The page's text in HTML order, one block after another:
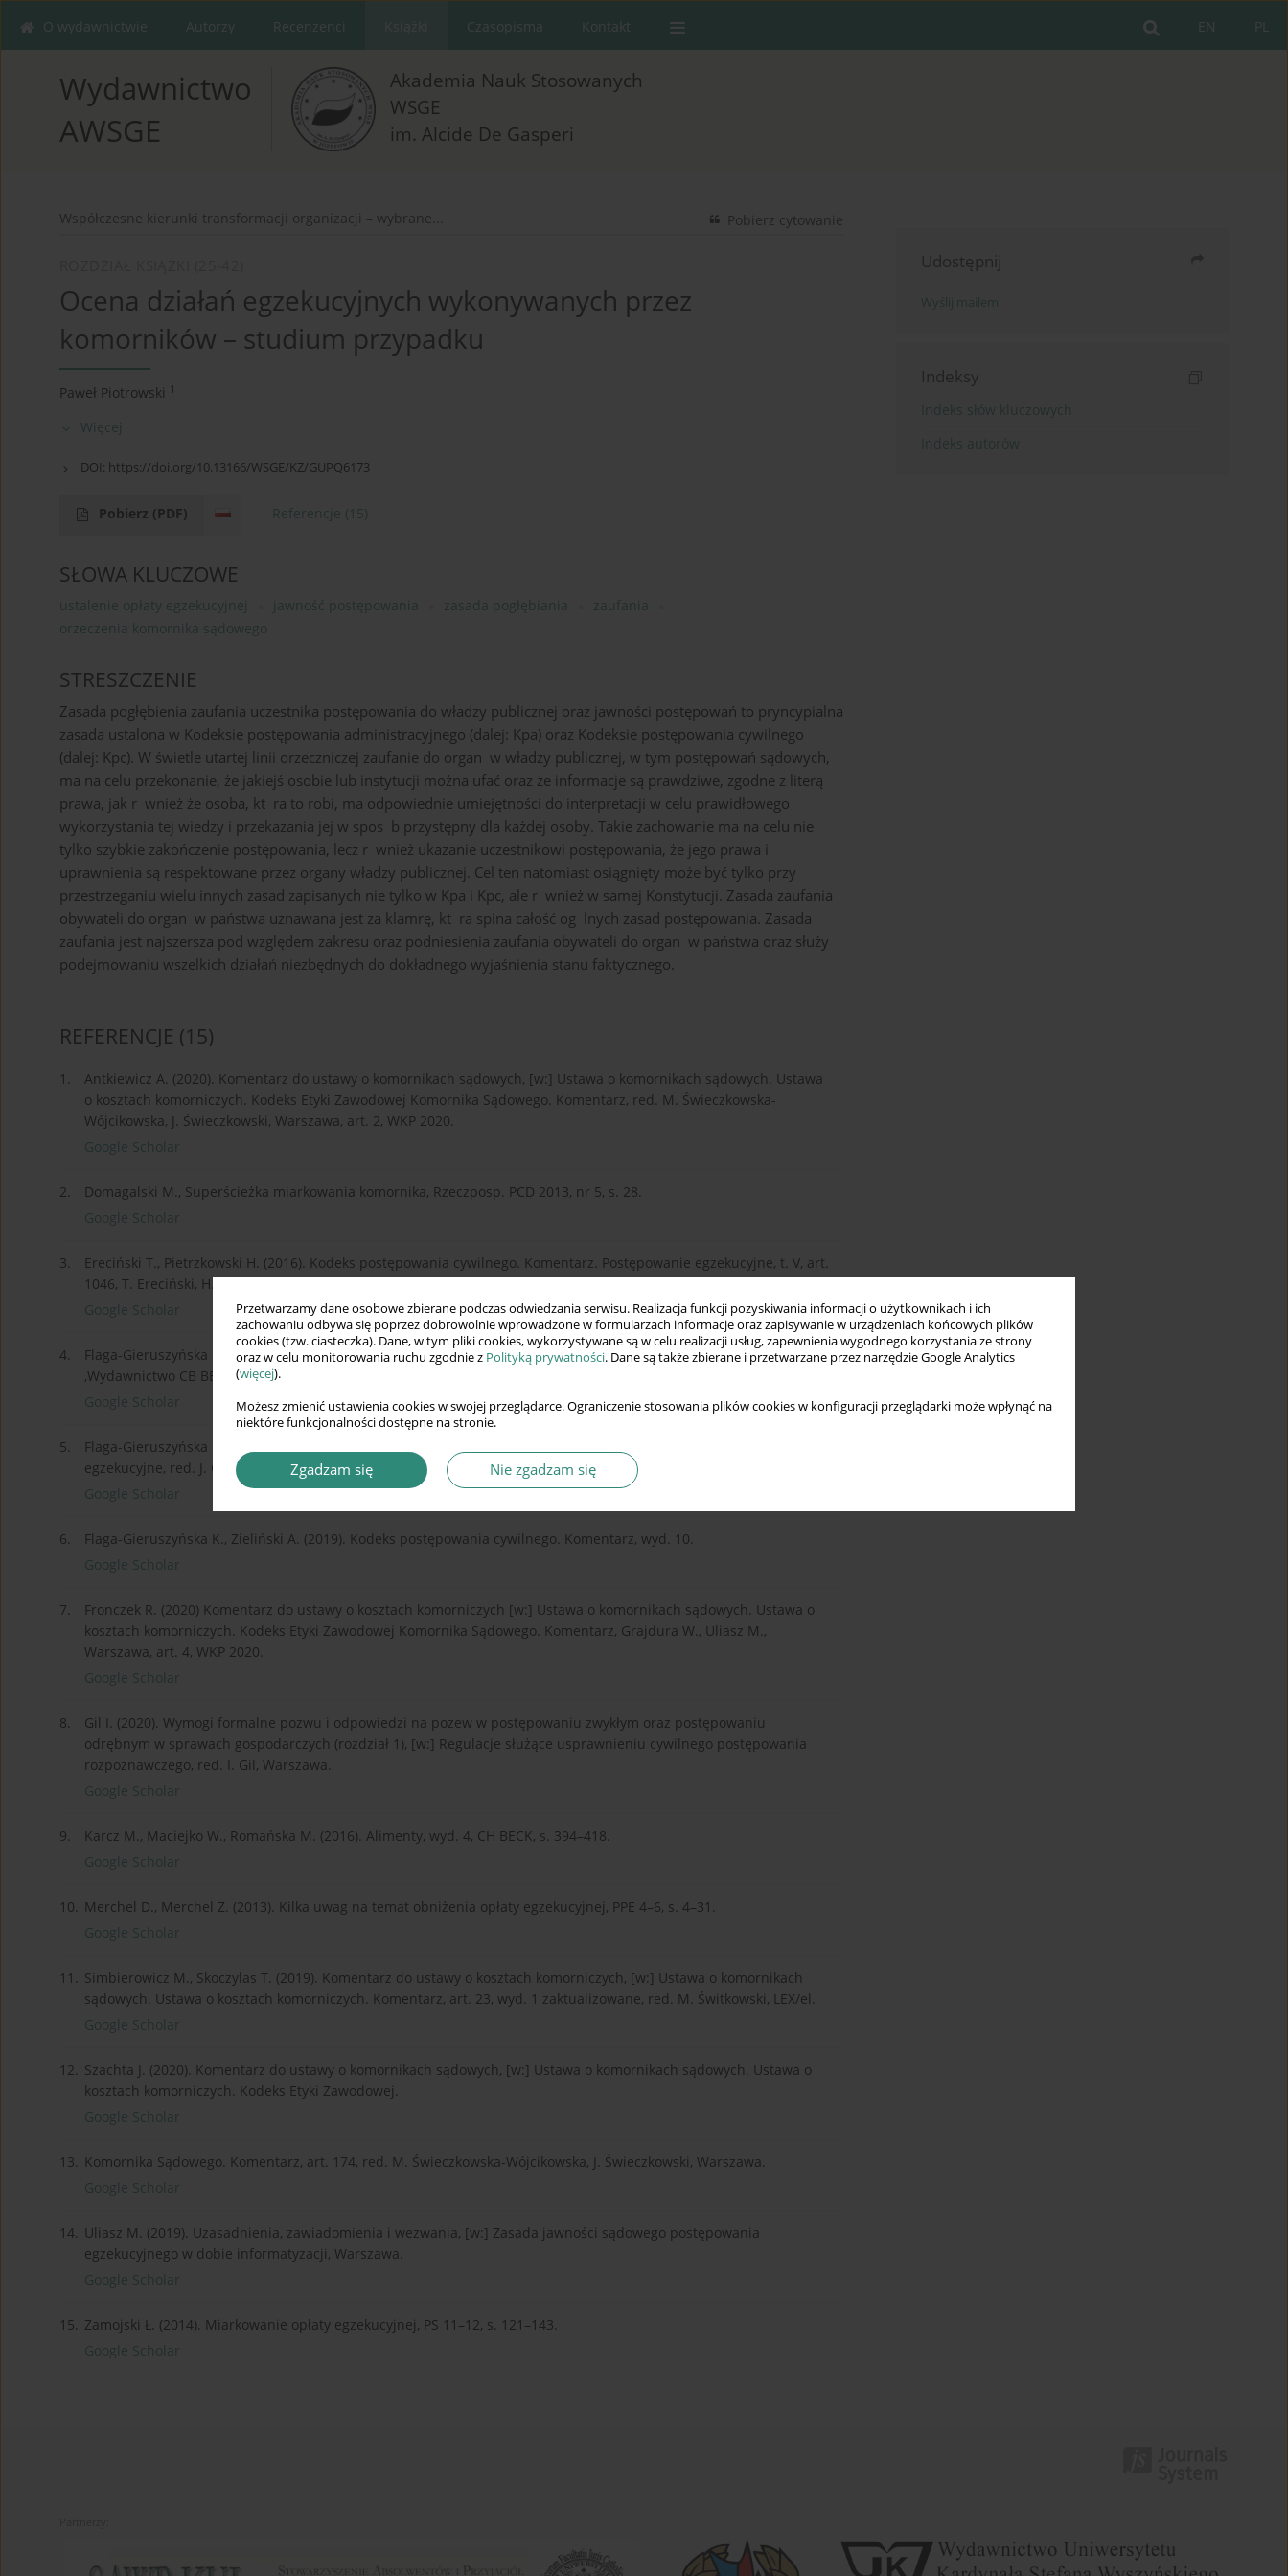
Przetwarzamy dane osobowe zbierane podczas odwiedzania serwisu. Realizacja funkcji pozyskiwania informacji o użytkownikach i ich
zachowaniu odbywa się poprzez dobrowolnie wprowadzone w formularzach informacje oraz zapisywanie w urządzeniach końcowych plików
cookies (tzw. ciasteczka). Dane, w tym pliki cookies, wykorzystywane są w celu realizacji usług, zapewnienia wygodnego korzystania ze strony
oraz w celu monitorowania ruchu zgodnie z Polityką prywatności. Dane są także zbierane i przetwarzane przez narzędzie Google Analytics
(więcej).
Możesz zmienić ustawienia cookies w swojej przeglądarce. Ograniczenie stosowania plików cookies w konfiguracji przeglądarki może wpłynąć na
niektóre funkcjonalności dostępne na stronie.
Zgadzam się Nie zgadzam się
PL
EN
O wydawnictwie Autorzy Recenzenci Czasopisma Kontakt
Wydawnictwo
AWSGE
Akademia Nauk Stosowanych
WSGE
im. Alcide De Gasperi
Współczesne kierunki transformacji organizacji – wybrane... Pobierz cytowanie
Ocena działań egzekucyjnych wykonywanych przez
komorników – studium przypadku
Paweł Piotrowski 1
Więcej
DOI: https://doi.org/10.13166/WSGE/KZ/GUPQ6173
Pobierz (PDF) Referencje (15)
SŁOWA KLUCZOWE
ustalenie opłaty egzekucyjnej jawność postępowania zasada pogłębiania
zaufania
orzeczenia komornika sądowego
STRESZCZENIE
Zasada pogłębienia zaufania uczestnika postępowania do władzy publicznej oraz jawności postępowań to pryncypialna
zasada ustalona w Kodeksie postępowania administracyjnego (dalej: Kpa) oraz Kodeksie postępowania cywilnego
(dalej: Kpc). W świetle utartej linii orzeczniczej zaufanie do organ w władzy publicznej, w tym postępowań sądowych,
ma na celu przekonanie, że jakiejś osobie lub instytucji można ufać oraz że informacje są prawdziwe, zgodne z literą
prawa, jak r wnież że osoba, kt ra to robi, ma odpowiednie umiejętności do interpretacji w celu prawidłowego
wykorzystania tej wiedzy i przekazania jej w spos b przystępny dla każdej osoby. Takie zachowanie ma na celu nie
tylko szybkie zakończenie postępowania, lecz r wnież ukazanie uczestnikowi postępowania, że jego prawa i
uprawnienia są respektowane przez organy władzy publicznej. Cel ten natomiast osiągnięty może być tylko przy
przestrzeganiu wielu innych zasad zapisanych nie tylko w Kpa i Kpc, ale r wnież w samej Konstytucji. Zasada zaufania
obywateli do organ w państwa uznawana jest za klamrę, kt ra spina całość og lnych zasad postępowania. Zasada
zaufania jest najszersza pod względem zakresu oraz podniesienia zaufania obywateli do organ w państwa oraz służy
podejmowaniu wszelkich działań niezbędnych do dokładnego wyjaśnienia stanu faktycznego.
REFERENCJE (15)
1.
Antkiewicz A. (2020). Komentarz do ustawy o komornikach sądowych, [w:] Ustawa o komornikach sądowych. Ustawa
o kosztach komorniczych. Kodeks Etyki Zawodowej Komornika Sądowego. Komentarz, red. M. Świeczkowska-
Wójcikowska, J. Świeczkowski, Warszawa, art. 2, WKP 2020.
Google Scholar
2.
Domagalski M., Superścieżka miarkowania komornika, Rzeczposp. PCD 2013, nr 5, s. 28.
Google Scholar
3.
Ereciński T., Pietrzkowski H. (2016). Kodeks postępowania cywilnego. Komentarz. Postępowanie egzekucyjne, t. V, art.
1046, T. Ereciński, H. Pietrzkowski, wyd. 5, Warszawa.
Google Scholar
4.
Flaga-Gieruszyńska K. (2021). Postępowanie zabezpieczające i egzekucyjne. System Postępowania Cywilnego, t. 8
,Wydawnictwo CB BECK, s. 282–286.
Google Scholar
5.
Flaga-Gieruszyńska K. (2019). Rozdział i komornicy sądowi [w:] Postępowanie egzekucyjne, komornicy sądowi, koszty
egzekucyjne, red. J. Gołaczyński, Warszawa, WKP 2019.
Google Scholar
6.
Flaga-Gieruszyńska K., Zieliński A. (2019). Kodeks postępowania cywilnego. Komentarz, wyd. 10.
Google Scholar
7.
Fronczek R. (2020) Komentarz do ustawy o kosztach komorniczych [w:] Ustawa o komornikach sądowych. Ustawa o
kosztach komorniczych. Kodeks Etyki Zawodowej Komornika Sądowego. Komentarz, Grajdura W., Uliasz M.,
Warszawa, art. 4, WKP 2020.
Google Scholar
8.
Gil I. (2020). Wymogi formalne pozwu i odpowiedzi na pozew w postępowaniu zwykłym oraz postępowaniu
odrębnym w sprawach gospodarczych (rozdział 1), [w:] Regulacje służące usprawnieniu cywilnego postępowania
rozpoznawczego, red. I. Gil, Warszawa.
Google Scholar
9.
Karcz M., Maciejko W., Romańska M. (2016). Alimenty, wyd. 4, CH BECK, s. 394–418.
Google Scholar
10. Merchel D., Merchel Z. (2013). Kilka uwag na temat obniżenia opłaty egzekucyjnej, PPE 4–6, s. 4–31.
Google Scholar
11. Simbierowicz M., Skoczylas T. (2019). Komentarz do ustawy o kosztach komorniczych, [w:] Ustawa o komornikach
sądowych. Ustawa o kosztach komorniczych. Komentarz, art. 23, wyd. 1 zaktualizowane, red. M. Świtkowski, LEX/el.
Google Scholar
12. Szachta J. (2020). Komentarz do ustawy o komornikach sądowych, [w:] Ustawa o komornikach sądowych. Ustawa o
kosztach komorniczych. Kodeks Etyki Zawodowej.
Google Scholar
13. Komornika Sądowego. Komentarz, art. 174, red. M. Świeczkowska-Wójcikowska, J. Świeczkowski, Warszawa.
Google Scholar
14. Uliasz M. (2019). Uzasadnienia, zawiadomienia i wezwania, [w:] Zasada jawności sądowego postępowania
egzekucyjnego w dobie informatyzacji, Warszawa.
Google Scholar
15. Zamojski Ł. (2014). Miarkowanie opłaty egzekucyjnej, PS 11–12, s. 121–143.
Google Scholar
Udostępnij
Wyślij mailem
Indeksy
Indeks słów kluczowych
Indeks autorów